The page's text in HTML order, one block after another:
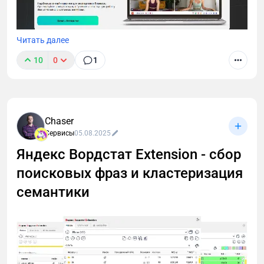
Zoom недоступен, а искать замену некогда?
тарифы, сравнение с конкурентами и промокод
DIGITAL на скидку 10%.
Читать далее
10 0 1
Chaser
Сервисы05.08.2025
Яндекс Вордстат Extension - сбор
поисковых фраз и кластеризация
семантики